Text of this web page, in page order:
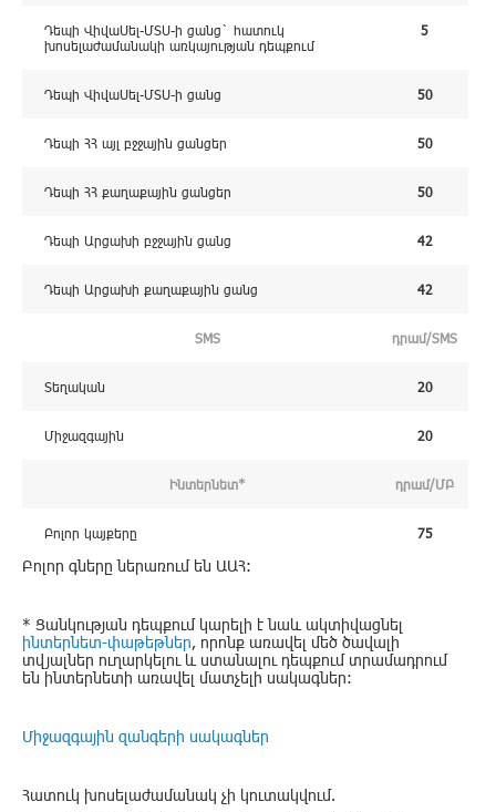
Դեպի ՎիվաՍել-ՄՏՍ-ի ցանց` հատուկ
խոսելաժամանակի առկայության դեպքում
5
Դեպի ՎիվաՍել-ՄՏՍ-ի ցանց 50
Դեպի ՀՀ այլ բջջային ցանցեր 50
Դեպի ՀՀ քաղաքային ցանցեր 50
Դեպի Արցախի բջջային ցանց 42
Դեպի Արցախի քաղաքային ցանց 42
SMS դրամ/SMS
Տեղական 20
Միջազգային 20
Ինտերնետ* դրամ/ՄԲ
Բոլոր կայքերը 75
Բոլոր գները ներառում են ԱԱՀ:
* Ցանկության դեպքում կարելի է նաև ակտիվացնել
ինտերնետ-փաթեթներ, որոնք առավել մեծ ծավալի
տվյալներ ուղարկելու և ստանալու դեպքում տրամադրում
են ինտերնետի առավել մատչելի սակագներ:
Միջազգային զանգերի սակագներ
Հատուկ խոսելաժամանակ չի կուտակվում.